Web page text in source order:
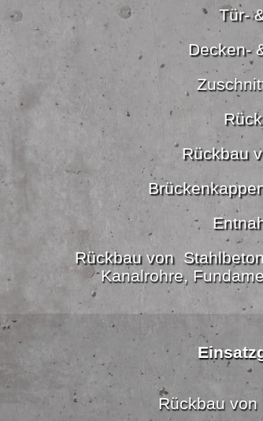
Tür-
Decken-
Rückbau
Rückbau von
Kanalrohre,
Rückbau von